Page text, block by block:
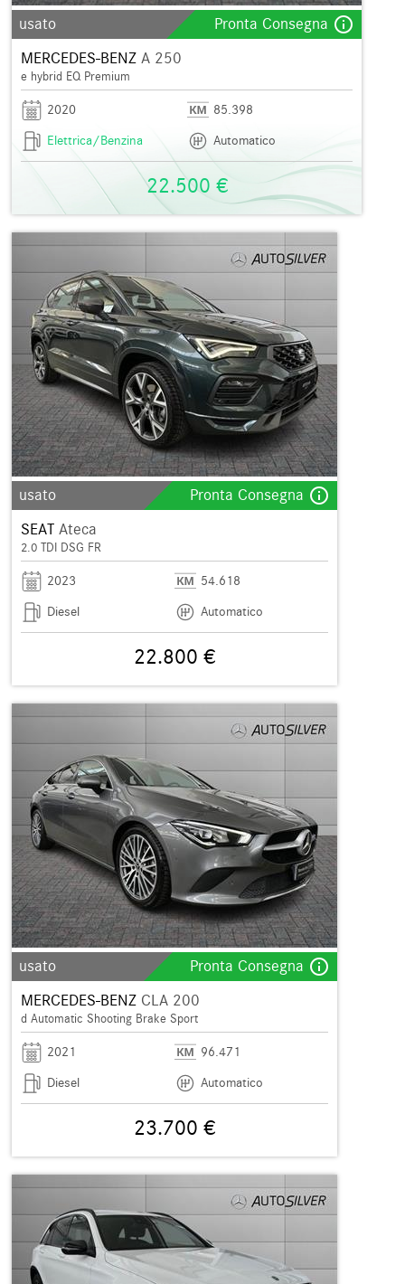
usato Pronta Consegna info_outline
MERCEDES-BENZ A 250
e hybrid EQ Premium
2020
85.398
Elettrica/Benzina
Automatico
22.500 €
usato Pronta Consegna info_outline
SEAT Ateca
2.0 TDI DSG FR
2023
54.618
Diesel
Automatico
22.800 €
usato Pronta Consegna info_outline
MERCEDES-BENZ CLA 200
d Automatic Shooting Brake Sport
2021
96.471
Diesel
Automatico
23.700 €